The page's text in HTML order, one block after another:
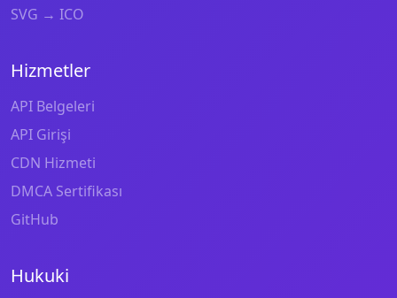
SVG → ICO
Hizmetler
API Belgeleri
API Girişi
CDN Hizmeti
DMCA Sertifikası
GitHub
Hukuki